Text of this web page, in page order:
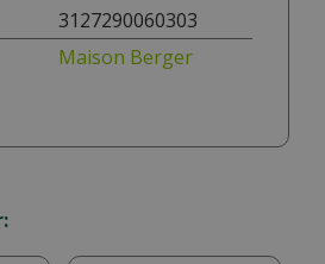
3127290060303
Maison Berger